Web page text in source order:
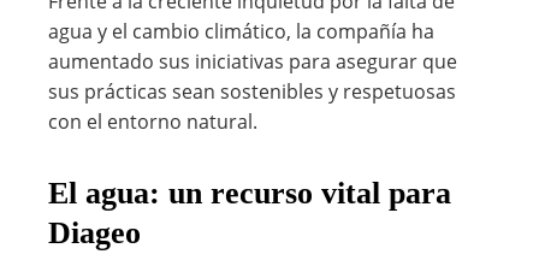
agua y el cambio climático, la compañía ha
aumentado sus iniciativas para asegurar que
sus prácticas sean sostenibles y respetuosas
con el entorno natural.
El agua: un recurso vital para
Diageo